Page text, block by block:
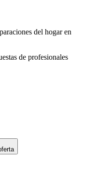
del hogar en
de profesionales